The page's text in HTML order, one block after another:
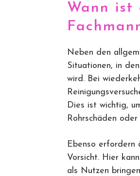
Wann ist
Neben den
Situationen, in
wird. Bei
Dies ist wichtig,
Rohrschäden
Ebenso erfordern
Vorsicht. Hier
als Nutzen